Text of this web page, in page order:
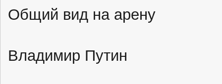
Общий вид на арену
Владимир Путин